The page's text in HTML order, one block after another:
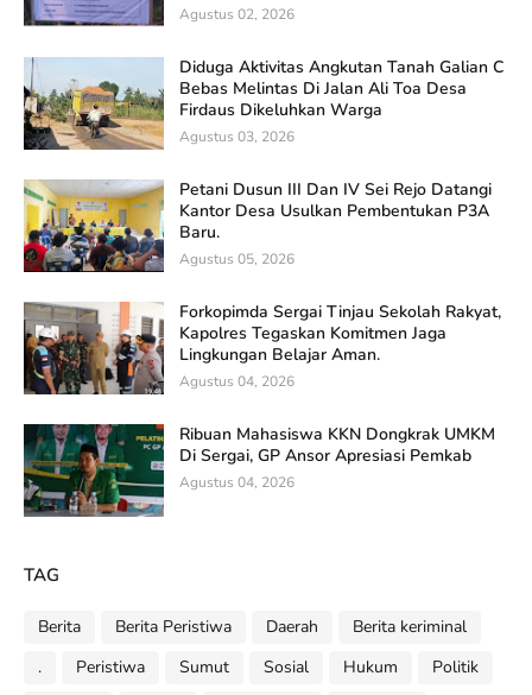
Agustus 02, 2026
Diduga Aktivitas Angkutan Tanah Galian C
Bebas Melintas Di Jalan Ali Toa Desa
Firdaus Dikeluhkan Warga
Agustus 03, 2026
Petani Dusun III Dan IV Sei Rejo Datangi
Kantor Desa Usulkan Pembentukan P3A
Baru.
Agustus 05, 2026
Forkopimda Sergai Tinjau Sekolah Rakyat,
Kapolres Tegaskan Komitmen Jaga
Lingkungan Belajar Aman.
Agustus 04, 2026
Ribuan Mahasiswa KKN Dongkrak UMKM
Di Sergai, GP Ansor Apresiasi Pemkab
Agustus 04, 2026
TAG
Berita Berita Peristiwa Daerah
Berita keriminal
.
Peristiwa Sumut Sosial Hukum
Politik